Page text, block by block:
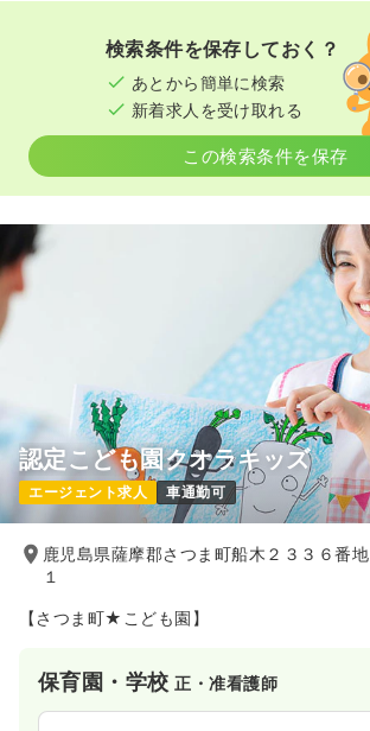
検索条件を保存しておく？
あとから簡単に検索
新着求人を受け取れる
この検索条件を保存
認定こども園クオラキッズ
エージェント求人 車通勤可
鹿児島県薩摩郡さつま町船木２３３６番地
１
【さつま町★こども園】
保育園・学校正・准看護師